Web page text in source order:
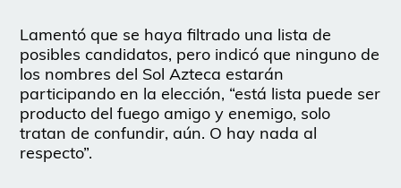
Lamentó que se haya filtrado una lista de
posibles candidatos, pero indicó que ninguno de
los nombres del Sol Azteca estarán
participando en la elección, “está lista puede ser
producto del fuego amigo y enemigo, solo
tratan de confundir, aún. O hay nada al
respecto”.